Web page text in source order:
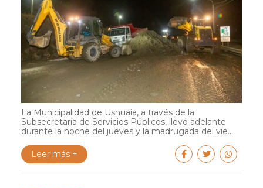
La Municipalidad de Ushuaia, a través de la
Subsecretaría de Servicios Públicos, llevó adelante
durante la noche del jueves y la madrugada del vie...
Leer más +